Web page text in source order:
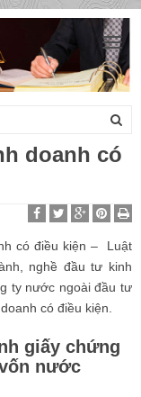
doanh có
có điều kiện – Luật
nghề đầu tư kinh
ty nước ngoài đầu tư
có điều kiện.
giấy chứng
nước